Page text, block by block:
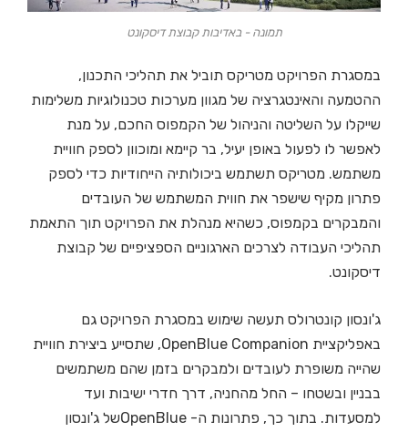
תמונה - באדיבות קבוצת דיסקונט
במסגרת הפרויקט מטריקס תוביל את תהליכי התכנון,
ההטמעה והאינטגרציה של מגוון מערכות טכנולוגיות משלימות
שייקלו על השליטה והניהול של הקמפוס החכם, על מנת
לאפשר לו לפעול באופן יעיל, בר קיימא ומוכוון לספק חוויית
משתמש. מטריקס תשתמש ביכולותיה הייחודיות כדי לספק
פתרון מקיף שישפר את חווית המשתמש של העובדים
והמבקרים בקמפוס, כשהיא מנהלת את הפרויקט תוך התאמת
תהליכי העבודה לצרכים הארגוניים הספציפיים של קבוצת
דיסקונט.
ג'ונסון קונטרולס תעשה שימוש במסגרת הפרויקט גם
באפליקציית OpenBlue Companion, שתסייע ביצירת חוויית
שהייה משופרת לעובדים ולמבקרים בזמן שהם משתמשים
בבניין ובשטחו – החל מהחניה, דרך חדרי ישיבות ועד
למסעדות. בתוך כך, פתרונות ה- OpenBlueשל ג'ונסון